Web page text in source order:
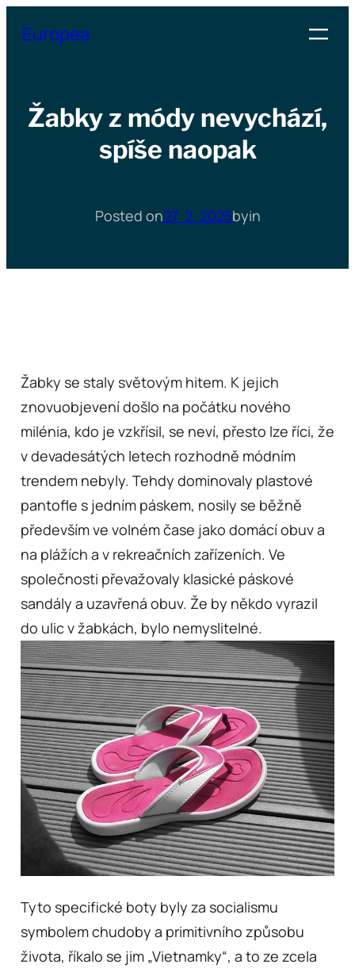
Europea
Žabky z módy nevychází,
spíše naopak
Posted on27. 2. 2025byin
Žabky se staly světovým hitem. K jejich
znovuobjevení došlo na počátku nového
milénia, kdo je vzkřísil, se neví, přesto lze říci, že
v devadesátých letech rozhodně módním
trendem nebyly. Tehdy dominovaly plastové
pantofle s jedním páskem, nosily se běžně
především ve volném čase jako domácí obuv a
na plážích a v rekreačních zařízeních. Ve
společnosti převažovaly klasické páskové
sandály a uzavřená obuv. Že by někdo vyrazil
do ulic v žabkách, bylo nemyslitelné.
Tyto specifické boty byly za socialismu
symbolem chudoby a primitivního způsobu
života, říkalo se jim „Vietnamky“, a to ze zcela